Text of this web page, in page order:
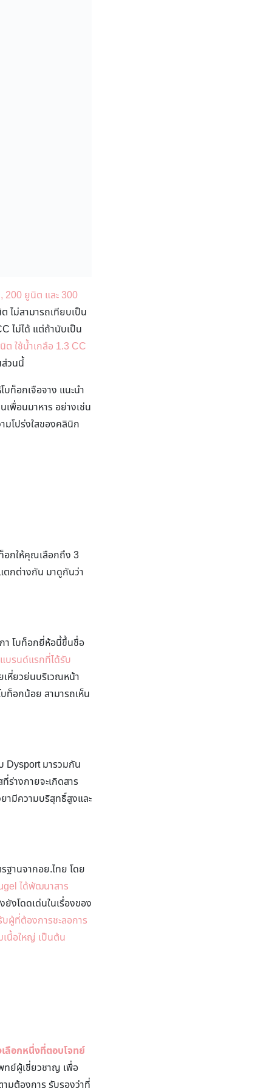
ยูนิต และ 300
ไม่สามารถเทียบเป็น
ไม่ได้ แต่ถ้านับเป็น
ต ใช้น้ำเกลือ 1.3 CC
ส่วนนี้
ท็อกเจือจาง แนะนำ
พื่อนมาหาร อย่างเช่น
มโปร่งใสของคลินิก
อกให้คุณเลือกถึง 3
ตกต่างกัน มาดูกันว่า
า โบท็อกยี่ห้อนี้ขึ้นชื่อ
บรนด์แรกที่ได้รับ
เหี่ยวย่นบริเวณหน้า
ท็อกน้อย สามารถเห็น
Dysport มารวมกัน
ที่ร่างกายจะเกิดสาร
ามีความบริสุทธิ์สูงและ
ฐานจากอย.ไทย โดย
ได้พัฒนาสาร
ยังโดดเด่นในเรื่องของ
บผู้ที่ต้องการชะลอการ
นื้อใหญ่ เป็นต้น
ลือกหนึ่งที่ตอบโจทย์
ทย์ผู้เชี่ยวชาญ เพื่อ
มต้องการ รับรองว่าที่